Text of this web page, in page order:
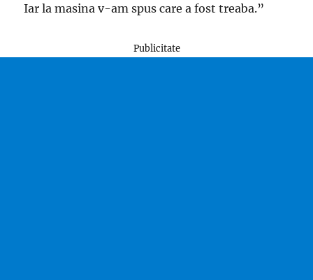
Iar la masina v-am spus care a fost treaba.”
Publicitate